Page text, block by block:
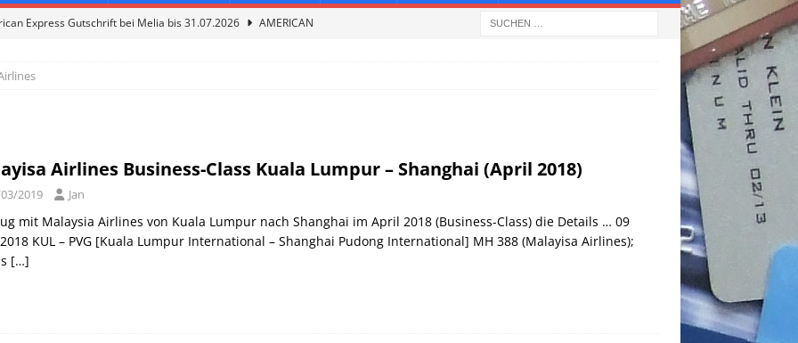
Express Gutschrift bei Melia bis 31.07.2026
AMERICAN
Express Gutschrift bei IHG bis 27.07.2026
Bahncard 50 bis Ende Juli 2026
SCHIENE
Express Gutschrift bei Hyatt bis 19.07.2026
Airlines Business-Class Kuala Lumpur – Shanghai (April 2018)
2019 Jan
mit Malaysia Airlines von Kuala Lumpur nach Shanghai im April 2018 (Business-Class) die Details … 09
KUL – PVG [Kuala Lumpur International – Shanghai Pudong International] MH 388 (Malayisa Airlines);
[…]